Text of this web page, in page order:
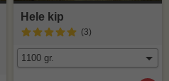
Hele kip
(3)